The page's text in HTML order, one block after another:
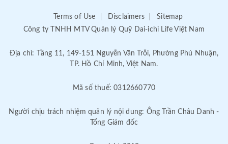
Terms of Use Disclaimers
Sitemap
Công ty TNHH MTV Quản lý Quỹ Dai-ichi Life Việt Nam
Địa chỉ: Tầng 11, 149-151 Nguyễn Văn Trỗi, Phường Phú Nhuận,
TP. Hồ Chí Minh, Việt Nam.
Mã số thuế: 0312660770
Người chịu trách nhiệm quản lý nội dung: Ông Trần Châu Danh -
Tổng Giám đốc